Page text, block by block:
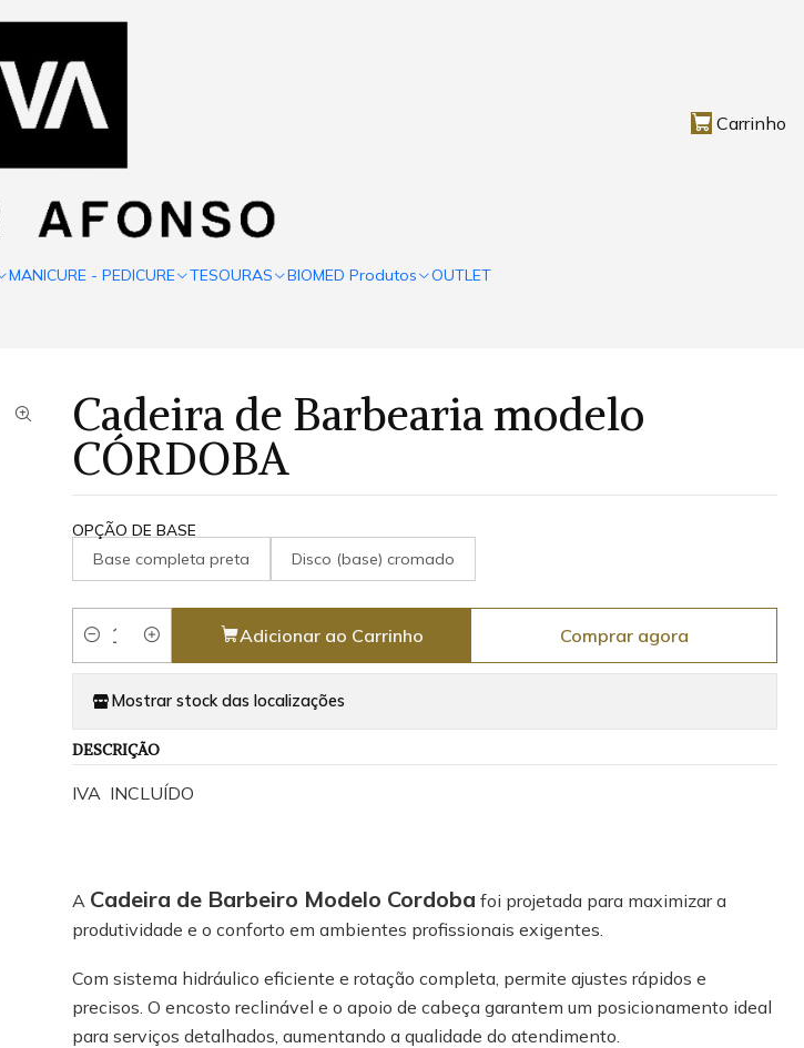
Carrinho
MANICURE - PEDICURE TESOURAS BIOMED Produtos OUTLET
Cadeira de Barbearia modelo
CÓRDOBA
OPÇÃO DE BASE
Base completa preta Disco (base) cromado
Quantidade
Adicionar ao Carrinho Comprar agora
Mostrar stock das localizações
DESCRIÇÃO
IVA INCLUÍDO
A Cadeira de Barbeiro Modelo Cordoba foi projetada para maximizar a
produtividade e o conforto em ambientes profissionais exigentes.
Com sistema hidráulico eficiente e rotação completa, permite ajustes rápidos e
precisos. O encosto reclinável e o apoio de cabeça garantem um posicionamento ideal
para serviços detalhados, aumentando a qualidade do atendimento.